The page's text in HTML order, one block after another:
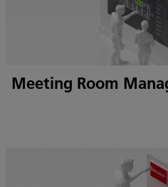
Meeting Room